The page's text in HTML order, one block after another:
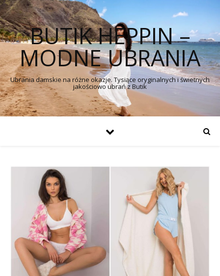
BUTIK HEPPIN –
MODNE UBRANIA
Ubrania damskie na różne okazje. Tysiące oryginalnych i świetnych
jakościowo ubrań z Butik